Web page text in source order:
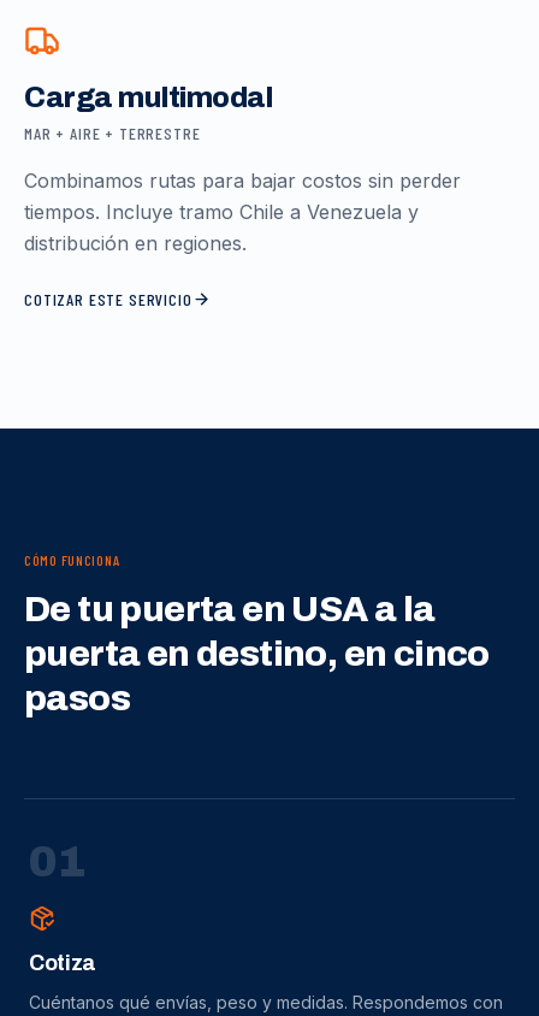
Carga multimodal
MAR + AIRE + TERRESTRE
Combinamos rutas para bajar costos sin perder
tiempos. Incluye tramo Chile a Venezuela y
distribución en regiones.
COTIZAR ESTE SERVICIO
CÓMO FUNCIONA
De tu puerta en USA a la
puerta en destino, en cinco
pasos
01
Cotiza
Cuéntanos qué envías, peso y medidas. Respondemos con